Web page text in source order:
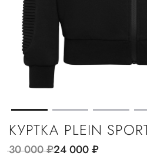
КУРТКА PLEIN
30 000руб.24 000руб.